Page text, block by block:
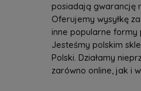
posiadają gwarancję
Oferujemy wysyłkę
inne popularne formy
Jesteśmy polskim
Polski. Działamy
zarówno online, jak i